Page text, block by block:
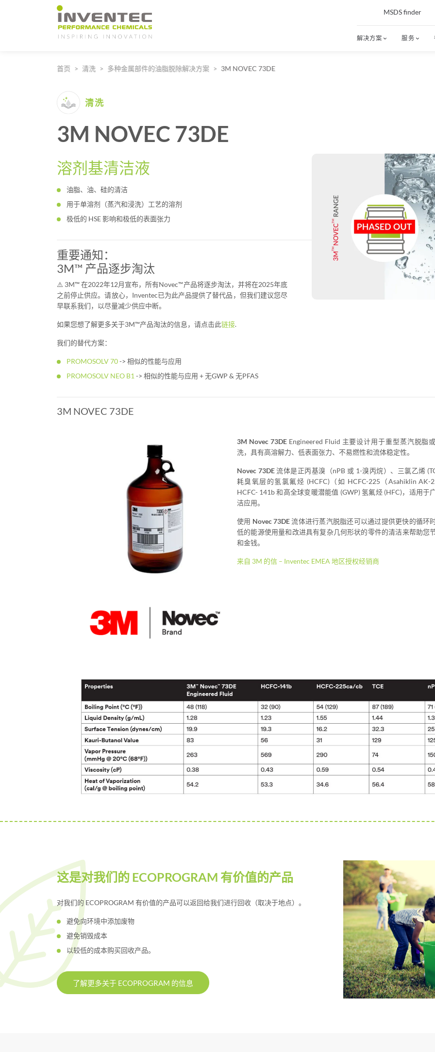
Main Navigation
MSDS finder
解决方案 服务
首页 清洗 多种金属部件的油脂脱除解决方案 3M NOVEC 73DE
清洗
3M NOVEC 73DE
溶剂基清洁液
油脂、油、硅的清洁
用于单溶剂（蒸汽和浸洗）工艺的溶剂
极低的 HSE 影响和极低的表面张力
重要通知：
3M™ 产品逐步淘汰
⚠️ 3M™ 在2022年12月宣布，所有Novec™产品将逐步淘汰，并将在2025年底
之前停止供应。请放心，Inventec已为此产品提供了替代品，但我们建议您尽
早联系我们，以尽量减少供应中断。
如果您想了解更多关于3M™产品淘汰的信息，请点击此链接.
我们的替代方案：
PROMOSOLV 70-> 相似的性能与应用
PROMOSOLV NEO B1 -> 相似的性能与应用 + 无GWP & 无PFAS
3M NOVEC 73DE
3M Novec 73DEEngineered Fluid 主要设计用于重型蒸汽脱脂
洗，具有高溶解力、低表面张力、不易燃性和流体稳定性。
Novec 73DE流体是正丙基溴（nPB 或 1-溴丙烷）、三氯乙烯
耗臭氧层的氢氯氟烃 (HCFC)（如 HCFC-225（Asahiklin AK-
HCFC- 141b 和高全球变暖潜能值 (GWP) 氢氟烃 (HFC)，适用于
洁应用。
使用 Novec 73DE流体进行蒸汽脱脂还可以通过提供更快的循环
低的能源使用量和改进具有复杂几何形状的零件的清洁来帮助您
和金钱。
来自 3M 的信 – Inventec EMEA 地区授权经销商
这是对我们的 ECOPROGRAM 有价值的产品
对我们的 ECOPROGRAM 有价值的产品可以返回给我们进行回收（取决于地点）。
避免向环境中添加废物
避免销毁成本
以较低的成本购买回收产品。
了解更多关于 ECOPROGRAM 的信息